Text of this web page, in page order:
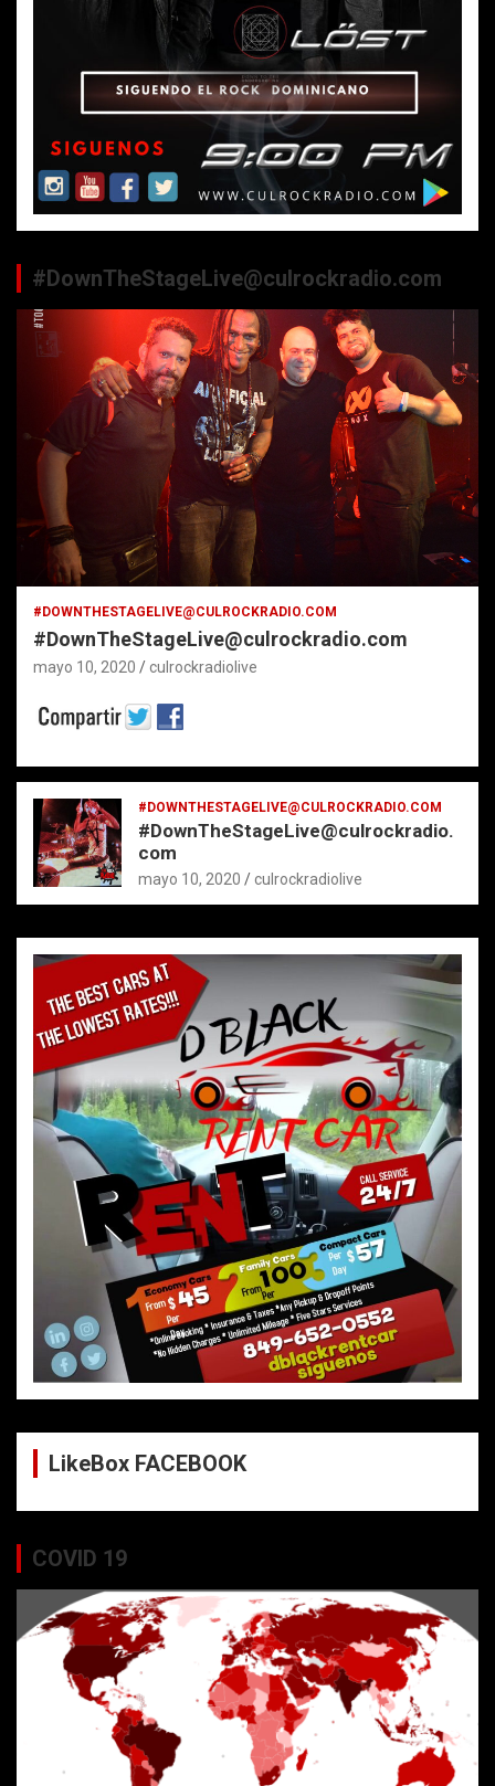
#DownTheStageLive@culrockradio.com
#DOWNTHESTAGELIVE@CULROCKRADIO.COM
#DownTheStageLive@culrockradio.com
mayo 10, 2020 culrockradiolive
#DOWNTHESTAGELIVE@CULROCKRADIO.COM
#DownTheStageLive@culrockradio.
com
mayo 10, 2020 culrockradiolive
LikeBox FACEBOOK
COVID 19